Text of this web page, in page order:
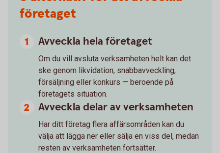
företaget
Avveckla hela företaget
Om du vill avsluta verksamheten helt kan det
ske genom likvidation, snabbavveckling,
försäljning eller konkurs — beroende på
företagets situation.
Avveckla delar av verksamheten
Har ditt företag flera affärsområden kan du
välja att lägga ner eller sälja en viss del, medan
resten av verksamheten fortsätter.